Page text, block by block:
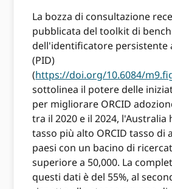
La bozza di consultazione
pubblicata del toolkit di
dell'identificatore persistente
(PID)
(https://doi.org/10.6084/
sottolinea il potere delle
per migliorare ORCID
tra il 2020 e il 2024, l'Australia
tasso più alto ORCID tasso di
paesi con un bacino di
superiore a 50,000. La
questi dati è del 55%, al